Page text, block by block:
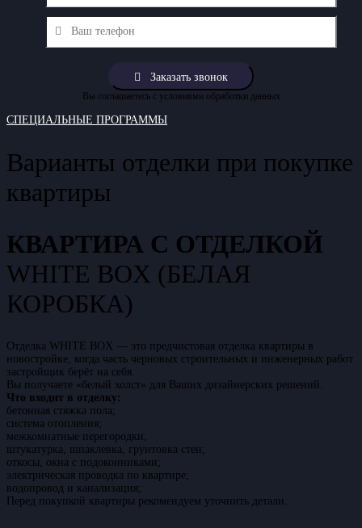
Вы соглашаетесь с условиями обработки данных
СПЕЦИАЛЬНЫЕ ПРОГРАММЫ
Варианты отделки при покупке
квартиры
КВАРТИРА С ОТДЕЛКОЙ
WHITE BOX (БЕЛАЯ
КОРОБКА)
Отделка WHITE BOX — это предчистовая отделка квартиры в
новостройке, когда часть черновых строительных и инженерных работ
застройщик берёт на себя.
Вы получаете «белый холст» для Ваших дизайнерских решений.
Что входит в отделку:
бетонная стяжка пола;
система отопления;
межкомнатные перегородки;
штукатурка, шпаклевка, грунтовка стен;
откосы, окна с подоконниками;
электрическая проводка по квартире;
водопровод и канализация;
Перед покупкой квартиры рекомендуем уточнить детали.